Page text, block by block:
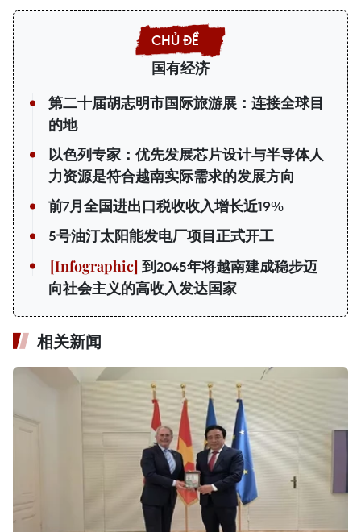
国有经济
第二十届胡志明市国际旅游展：连接全球目
的地
以色列专家：优先发展芯片设计与半导体人
力资源是符合越南实际需求的发展方向
前7月全国进出口税收收入增长近19%
5号油汀太阳能发电厂项目正式开工
到2045年将越南建成稳步迈
向社会主义的高收入发达国家
相关新闻